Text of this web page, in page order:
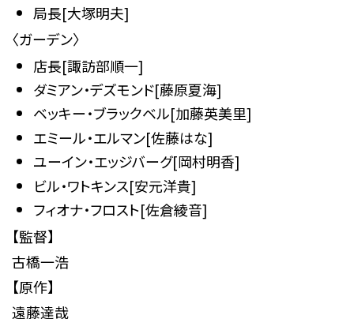
局長[大塚明夫]
〈ガーデン〉
店長[諏訪部順一]
ダミアン・デズモンド[藤原夏海]
ベッキー・ブラックベル[加藤英美里]
エミール・エルマン[佐藤はな]
ユーイン・エッジバーグ[岡村明香]
ビル・ワトキンス[安元洋貴]
フィオナ・フロスト[佐倉綾音]
【監督】
古橋一浩
【原作】
遠藤達哉